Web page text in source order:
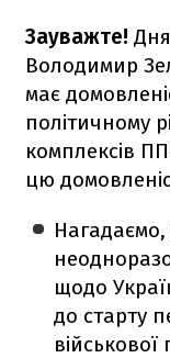
Зауважте!
Володимир
має
політичному
комплексів
цю
щодо
до старту
військової